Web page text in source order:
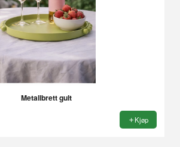
Metallbrett gult
Kjøp